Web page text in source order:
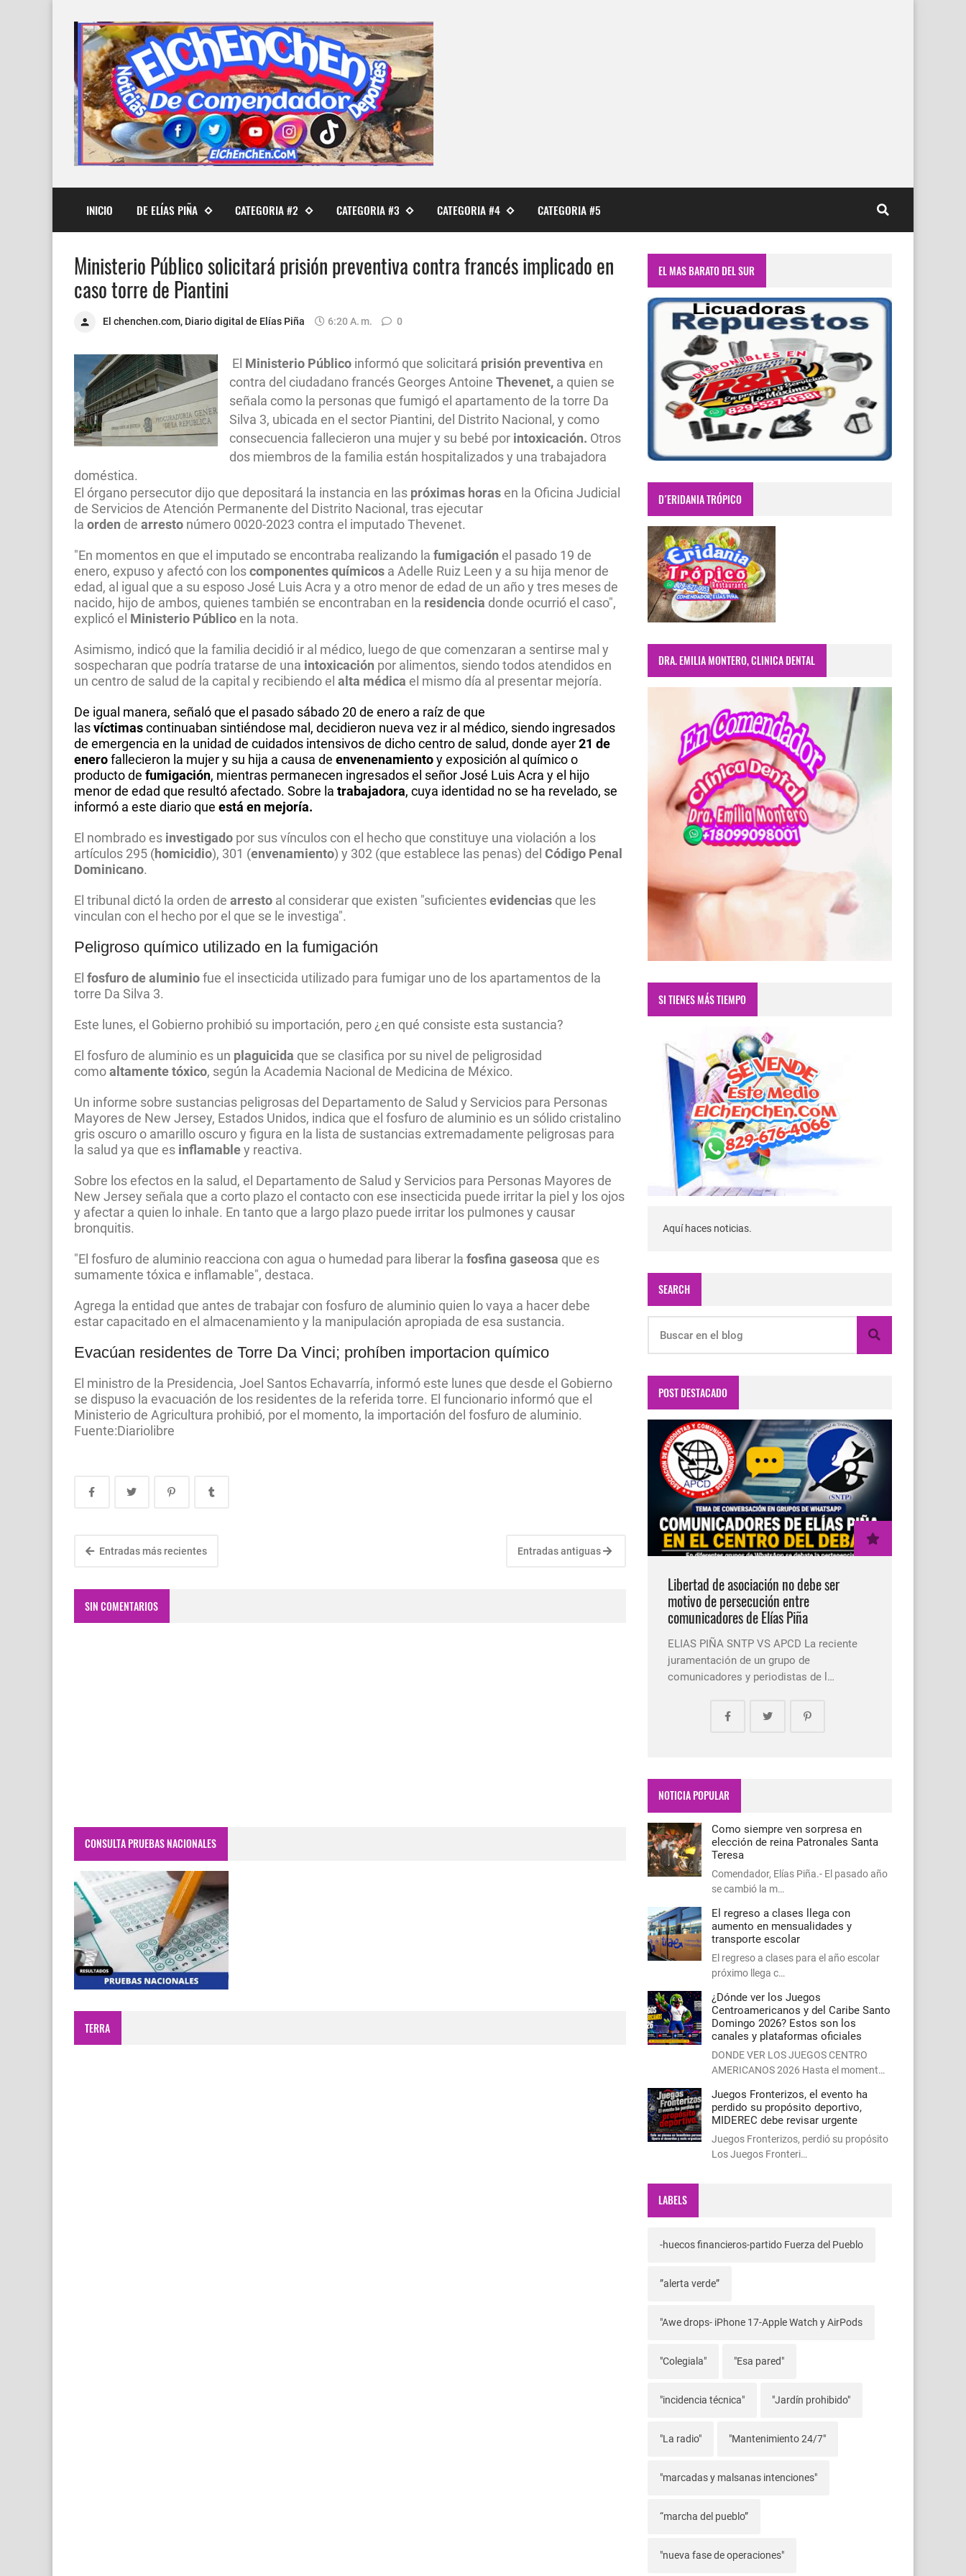
INICIO DE ELÍAS PIÑA CATEGORIA #2 CATEGORIA #3 CATEGORIA #4 CATEGORIA #5
Ministerio Público solicitará prisión preventiva contra francés implicado en
caso torre de Piantini
El chenchen.com, Diario digital de Elías Piña 6:20 A. M. 0
El Ministerio Público informó que solicitará prisión preventiva en
contra del ciudadano francés Georges Antoine Thevenet, a quien se
señala como la personas que fumigó el apartamento de la torre Da
Silva 3, ubicada en el sector Piantini, del Distrito Nacional, y como
consecuencia fallecieron una mujer y su bebé por intoxicación. Otros
dos miembros de la familia están hospitalizados y una trabajadora
doméstica.
El órgano persecutor dijo que depositará la instancia en las próximas horas en la Oficina Judicial
de Servicios de Atención Permanente del Distrito Nacional, tras ejecutar
la orden de arresto número 0020-2023 contra el imputado Thevenet.
"En momentos en que el imputado se encontraba realizando la fumigación el pasado 19 de
enero, expuso y afectó con los componentes químicos a Adelle Ruiz Leen y a su hija menor de
edad, al igual que a su esposo José Luis Acra y a otro menor de edad de un año y tres meses de
nacido, hijo de ambos, quienes también se encontraban en la residencia donde ocurrió el caso",
explicó el Ministerio Público en la nota.
Asimismo, indicó que la familia decidió ir al médico, luego de que comenzaran a sentirse mal y
sospecharan que podría tratarse de una intoxicación por alimentos, siendo todos atendidos en
un centro de salud de la capital y recibiendo el alta médica el mismo día al presentar mejoría.
De igual manera, señaló que el pasado sábado 20 de enero a raíz de que
las víctimas continuaban sintiéndose mal, decidieron nueva vez ir al médico, siendo ingresados
de emergencia en la unidad de cuidados intensivos de dicho centro de salud, donde ayer 21 de
enero fallecieron la mujer y su hija a causa de envenenamiento y exposición al químico o
producto de fumigación, mientras permanecen ingresados el señor José Luis Acra y el hijo
menor de edad que resultó afectado. Sobre la trabajadora, cuya identidad no se ha revelado, se
informó a este diario que está en mejoría.
El nombrado es investigado por sus vínculos con el hecho que constituye una violación a los
artículos 295 (homicidio), 301 (envenamiento) y 302 (que establece las penas) del Código Penal
Dominicano.
El tribunal dictó la orden de arresto al considerar que existen "suficientes evidencias que les
vinculan con el hecho por el que se le investiga".
Peligroso químico utilizado en la fumigación
El fosfuro de aluminio fue el insecticida utilizado para fumigar uno de los apartamentos de la
torre Da Silva 3.
Este lunes, el Gobierno prohibió su importación, pero ¿en qué consiste esta sustancia?
El fosfuro de aluminio es un plaguicida que se clasifica por su nivel de peligrosidad
como altamente tóxico, según la Academia Nacional de Medicina de México.
Un informe sobre sustancias peligrosas del Departamento de Salud y Servicios para Personas
Mayores de New Jersey, Estados Unidos, indica que el fosfuro de aluminio es un sólido cristalino
gris oscuro o amarillo oscuro y figura en la lista de sustancias extremadamente peligrosas para
la salud ya que es inflamable y reactiva.
Sobre los efectos en la salud, el Departamento de Salud y Servicios para Personas Mayores de
New Jersey señala que a corto plazo el contacto con ese insecticida puede irritar la piel y los ojos
y afectar a quien lo inhale. En tanto que a largo plazo puede irritar los pulmones y causar
bronquitis.
"El fosfuro de aluminio reacciona con agua o humedad para liberar la fosfina gaseosa que es
sumamente tóxica e inflamable", destaca.
Agrega la entidad que antes de trabajar con fosfuro de aluminio quien lo vaya a hacer debe
estar capacitado en el almacenamiento y la manipulación apropiada de esa sustancia.
Evacúan residentes de Torre Da Vinci; prohíben importacion químico
El ministro de la Presidencia, Joel Santos Echavarría, informó este lunes que desde el Gobierno
se dispuso la evacuación de los residentes de la referida torre. El funcionario informó que el
Ministerio de Agricultura prohibió, por el momento, la importación del fosfuro de aluminio.
Fuente:Diariolibre
Entradas más recientes Entradas antiguas
SIN COMENTARIOS
CONSULTA PRUEBAS NACIONALES
TERRA
EL MAS BARATO DEL SUR
D´ERIDANIA TRÓPICO
DRA. EMILIA MONTERO, CLINICA DENTAL
SI TIENES MÁS TIEMPO
Aquí haces noticias.
SEARCH
POST DESTACADO
Libertad de asociación no debe ser
motivo de persecución entre
comunicadores de Elías Piña
ELIAS PIÑA SNTP VS APCD La reciente
juramentación de un grupo de
comunicadores y periodistas de l…
NOTICIA POPULAR
Como siempre ven sorpresa en
elección de reina Patronales Santa
Teresa
Comendador, Elías Piña.- El pasado año
se cambió la m…
El regreso a clases llega con
aumento en mensualidades y
transporte escolar
El regreso a clases para el año escolar
próximo llega c…
¿Dónde ver los Juegos
Centroamericanos y del Caribe Santo
Domingo 2026? Estos son los
canales y plataformas oficiales
DONDE VER LOS JUEGOS CENTRO
AMERICANOS 2026 Hasta el moment…
Juegos Fronterizos, el evento ha
perdido su propósito deportivo,
MIDEREC debe revisar urgente
Juegos Fronterizos, perdió su propósito
Los Juegos Fronteri…
LABELS
-huecos financieros-partido Fuerza del Pueblo
”alerta verde”
"Awe drops- iPhone 17-Apple Watch y AirPods
"Colegiala" "Esa pared"
"incidencia técnica" "Jardín prohibido"
"La radio" "Mantenimiento 24/7"
"marcadas y malsanas intenciones"
“marcha del pueblo”
"nueva fase de operaciones"